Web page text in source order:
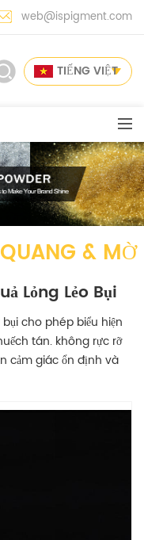
web@ispigment.com
TIẾNG VIỆT
& MỜ
Lỏng Lẻo Bụi
cho phép biểu hiện
tán. không rực rỡ
cảm giác ổn định và